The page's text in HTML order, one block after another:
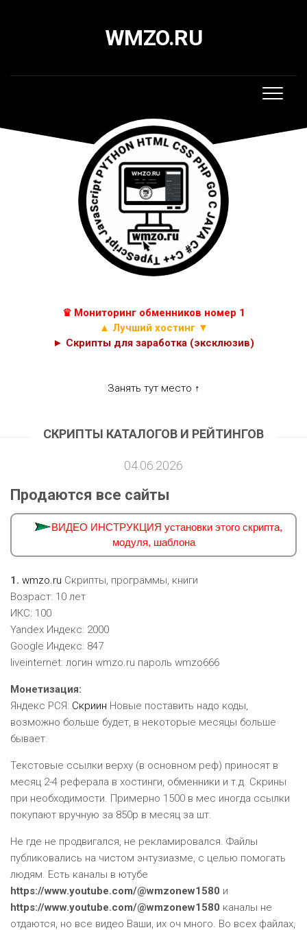
WMZO.RU
♛ Мониторинг обменников номер 1
▲ Лучший хостинг ▼
► Скрипты для заработка (эксклюзив)
Занять тут место ↑
СКРИПТЫ КАТАЛОГОВ И РЕЙТИНГОВ
04.06.2026
Продаются все сайты
ВИДЕО ИНСТРУКЦИЯ установки этого скрипта,
модуля, шаблона
1. wmzo.ru Скрипты, программы, книги
Возраст: 10 лет
ИКС: 100
Yandex Индекс: 2000
Google Индекс: 847
liveinternet: логин wmzo.ru пароль wmzo666
Монетизация:
Яндекс PCЯ: Скриин Новые поставить надо коды,
возможно больше будет, в некоторые месяцы больше
бывает.
Текстовые ссылки верху (в основном реф) приносят в
месяц 2-4 реферала в хостинги, обменники и т.д. Скрины
при необходимости. Примерно 1500 в мес иногда ссылки
покупают вручную за 850р в месяц за шт.
Не где не продвигался, не рекламировался. Файлы
публиковались на чистом энтузиазме, с целью помогать
людям. Есть каналы в ютубе
https://www.youtube.com/@wmzonew1580 и
https://www.youtube.com/@wmzonew1580 каналы не
отдаются, но все видео Ваши, их оч много. Во всех файлах,